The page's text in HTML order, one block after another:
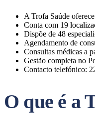
A Trofa Saúde
Conta com 19
Dispõe de 48
Agendamento de
Consultas médicas a
Gestão completa no
Contacto telefónico:
O que é a